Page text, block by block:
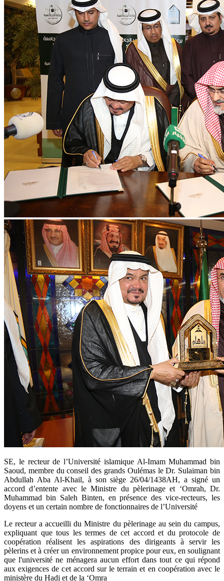
​SE, le recteur de l’Université islamique Al-Imam Muhammad bin
Saoud, membre du conseil des grands Oulémas le Dr. Sulaiman bin
Abdullah Aba Al-Khail, à son siège 26/04/1438AH, a signé un
accord d’entente avec le Ministre du pèlerinage et ‘Omrah, Dr.
Muhammad bin Saleh Binten, en présence des vice-recteurs, les
doyens et un certain nombre de fonctionnaires de l’Université
Le recteur a accueilli du Ministre du pèlerinage au sein du campus,
expliquant que tous les termes de cet accord et du protocole de
coopération réalisent les aspirations des dirigeants à servir les
pèlerins et à créer un environnement propice pour eux, en soulignant
que l'université ne ménagera aucun effort dans tout ce qui répond
aux exigences de cet accord sur le terrain et en coopération avec le
ministère du Hadj et de la ‘Omra